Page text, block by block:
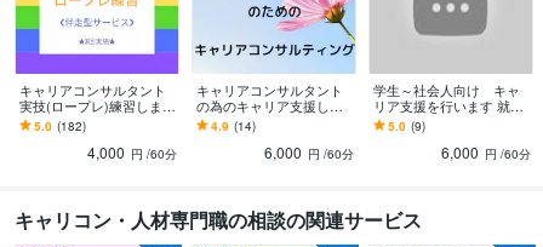
資格・検定
キャリアコンサルタント 取得年 : 2020年
得意分野
悩み相談・カウンセリング 子育て、不登校、働くママ支援
子育て 働くママ
キャリアコンサルタント
実技(ロープレ)練習します
8割以上がリピーター‼1回
～3回まで実施回数を選べ
5.0 (182)
4,000 円 /60分
キャリアコンサルタント
の為のキャリア支援しま
す 「あなたはなぜ、キャ
リアコンサルタントにな
りたかったのか？」
4.9 (14)
6,000 円 /60分
学生～社会人向け キャ
リア支援を行います 就
活、転職、生活etc.キャリ
アコンサルタントによる
5.0 (9)
6,000 円 /60分
キャリコン・人材専門職の相談の関連サービス